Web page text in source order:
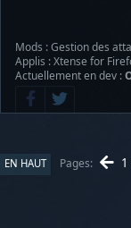
Mods : Gestion des
Applis : Xtense for
Actuellement en dev :
EN HAUT Pages 1